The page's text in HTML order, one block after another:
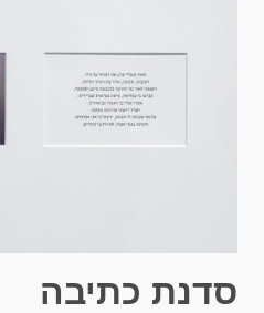
סדנת כתיבה